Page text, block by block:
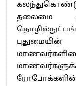
தலைமை
ரோபோக்களின்